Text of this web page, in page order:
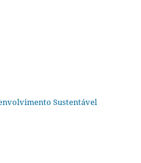
Sustentável